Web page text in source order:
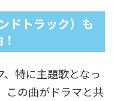
ドトラック）も
特に主題歌となっ
この曲がドラマと共